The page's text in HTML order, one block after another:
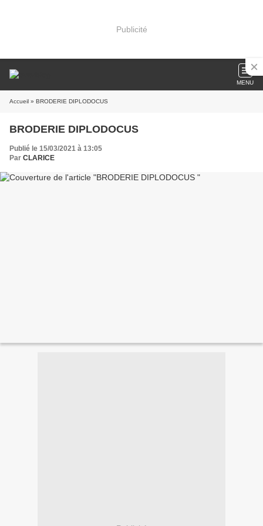
Publicité
MENU
Accueil » BRODERIE DIPLODOCUS
BRODERIE DIPLODOCUS
Publié le 15/03/2021 à 13:05
Par CLARICE